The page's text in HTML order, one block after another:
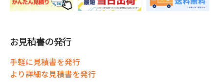
お見積書の発行
手軽に見積書を発行
より詳細な見積書を発行